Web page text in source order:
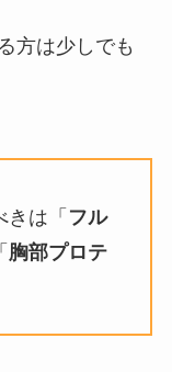
方は少しでも
は「 フル
胸部プロテ